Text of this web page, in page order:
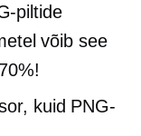
piltide
võib see
kuid PNG-